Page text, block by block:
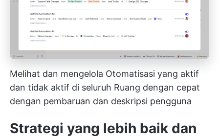
Melihat dan mengelola Otomatisasi yang aktif
dan tidak aktif di seluruh Ruang dengan cepat
dengan pembaruan dan deskripsi pengguna
Strategi yang lebih baik dan